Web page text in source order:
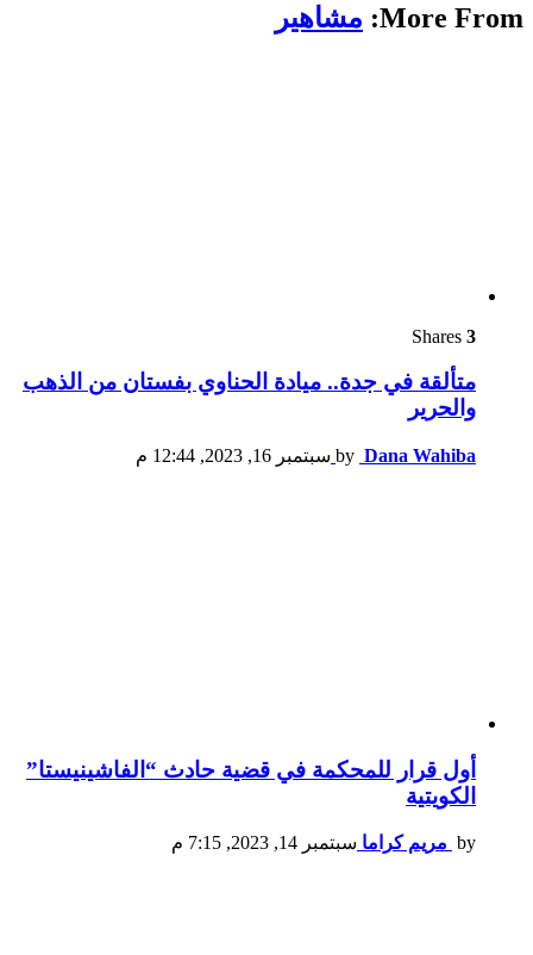
More From: مشاهير
3
متألقة في جدة.. ميادة الحناوي بفستان من الذهب
والحرير
by Dana Wahiba سبتمبر 16, 2023, 12:44 م
أول قرار للمحكمة في قضية حادث “الفاشينيستا”
الكويتية
by مريم كراما سبتمبر 14, 2023, 7:15 م